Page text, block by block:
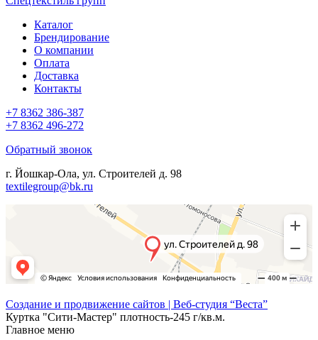
Каталог
Брендирование
О компании
Оплата
Доставка
Контакты
+7 8362 386-387
+7 8362 496-272
Обратный звонок
г. Йошкар-Ола, ул. Строителей д. 98
textilegroup@bk.ru
Создание и продвижение сайтов | Веб-студия “Веста”
Куртка "Сити-Мастер" плотность-245 г/кв.м.
Главное меню